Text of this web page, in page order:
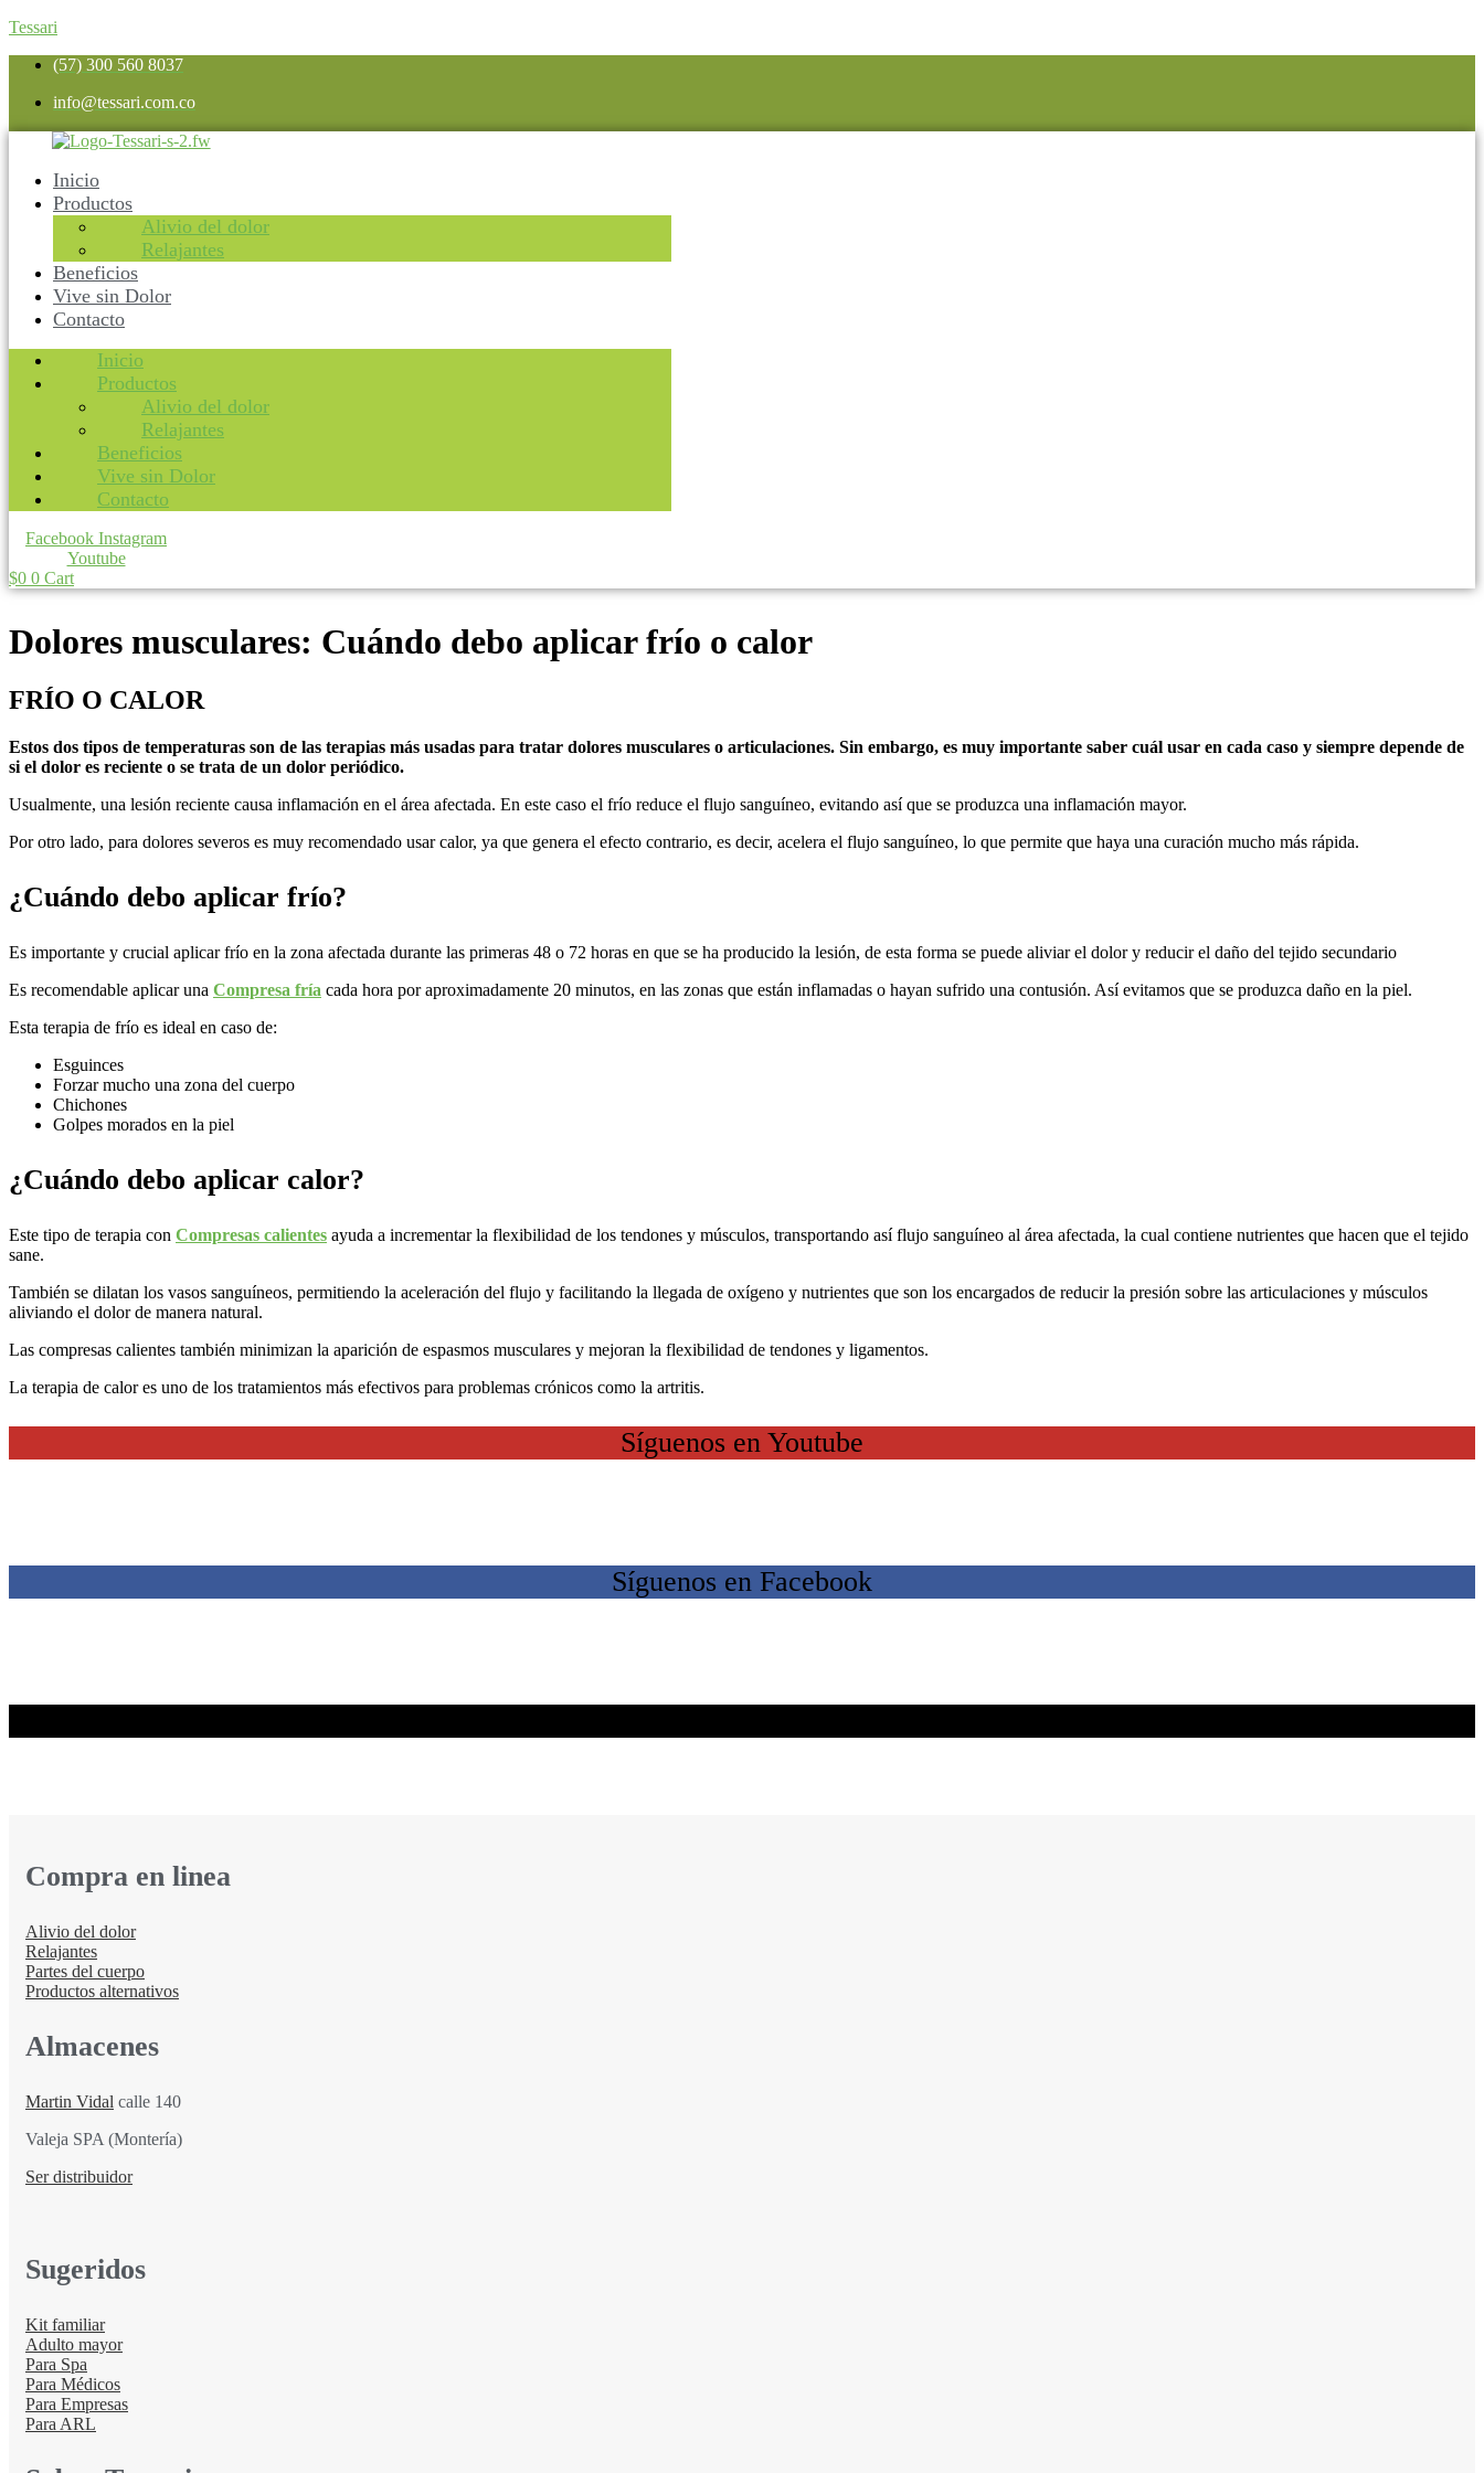
Tessari
(57) 300 560 8037
info@tessari.com.co
Inicio
Productos
Alivio del dolor
Relajantes
Beneficios
Vive sin Dolor
Contacto
Inicio
Productos
Alivio del dolor
Relajantes
Beneficios
Vive sin Dolor
Contacto
Facebook Instagram
Youtube
$0 0 Cart
Dolores musculares: Cuándo debo aplicar frío o calor
FRÍO O CALOR
Estos dos tipos de temperaturas son de las terapias más usadas para tratar dolores musculares o articulaciones. Sin embargo, es muy importante saber cuál usar en cada caso y siempre depende de
si el dolor es reciente o se trata de un dolor periódico.
Usualmente, una lesión reciente causa inflamación en el área afectada. En este caso el frío reduce el flujo sanguíneo, evitando así que se produzca una inflamación mayor.
Por otro lado, para dolores severos es muy recomendado usar calor, ya que genera el efecto contrario, es decir, acelera el flujo sanguíneo, lo que permite que haya una curación mucho más rápida.
¿Cuándo debo aplicar frío?
Es importante y crucial aplicar frío en la zona afectada durante las primeras 48 o 72 horas en que se ha producido la lesión, de esta forma se puede aliviar el dolor y reducir el daño del tejido secundario
Es recomendable aplicar una Compresa fría cada hora por aproximadamente 20 minutos, en las zonas que están inflamadas o hayan sufrido una contusión. Así evitamos que se produzca daño en la piel.
Esta terapia de frío es ideal en caso de:
Esguinces
Forzar mucho una zona del cuerpo
Chichones
Golpes morados en la piel
¿Cuándo debo aplicar calor?
Este tipo de terapia con Compresas calientes ayuda a incrementar la flexibilidad de los tendones y músculos, transportando así flujo sanguíneo al área afectada, la cual contiene nutrientes que hacen que el tejido
sane.
También se dilatan los vasos sanguíneos, permitiendo la aceleración del flujo y facilitando la llegada de oxígeno y nutrientes que son los encargados de reducir la presión sobre las articulaciones y músculos
aliviando el dolor de manera natural.
Las compresas calientes también minimizan la aparición de espasmos musculares y mejoran la flexibilidad de tendones y ligamentos.
La terapia de calor es uno de los tratamientos más efectivos para problemas crónicos como la artritis.
Síguenos en Youtube
Síguenos en Facebook
Compra en linea
Alivio del dolor
Relajantes
Partes del cuerpo
Productos alternativos
Almacenes
Martin Vidal calle 140
Valeja SPA (Montería)
Ser distribuidor
Sugeridos
Kit familiar
Adulto mayor
Para Spa
Para Médicos
Para Empresas
Para ARL